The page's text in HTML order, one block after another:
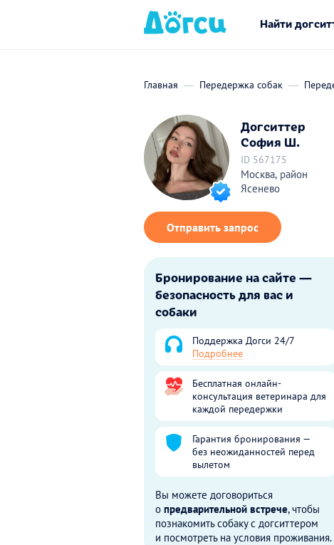
Найти
Главная Передержка собак
Догситтер
София Ш.
ID 567175
Москва, район
Ясенево
Отправить запрос
Бронирование на сайте —
безопасность для вас и
собаки
Поддержка Догси 24/7
Подробнее
Бесплатная онлайн-
консультация ветеринара для
каждой передержки
Гарантия бронирования —
без неожиданностей перед
вылетом
Вы можете договориться
о предварительной встрече, чтобы
познакомить собаку с догситтером
и посмотреть на условия проживания.